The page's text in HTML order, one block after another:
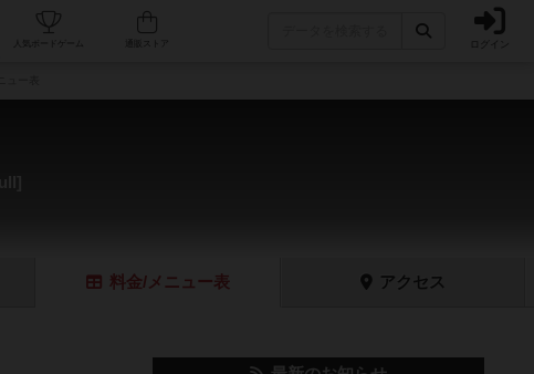
人気ボードゲーム ログイン
料金/メニュー表 アクセス